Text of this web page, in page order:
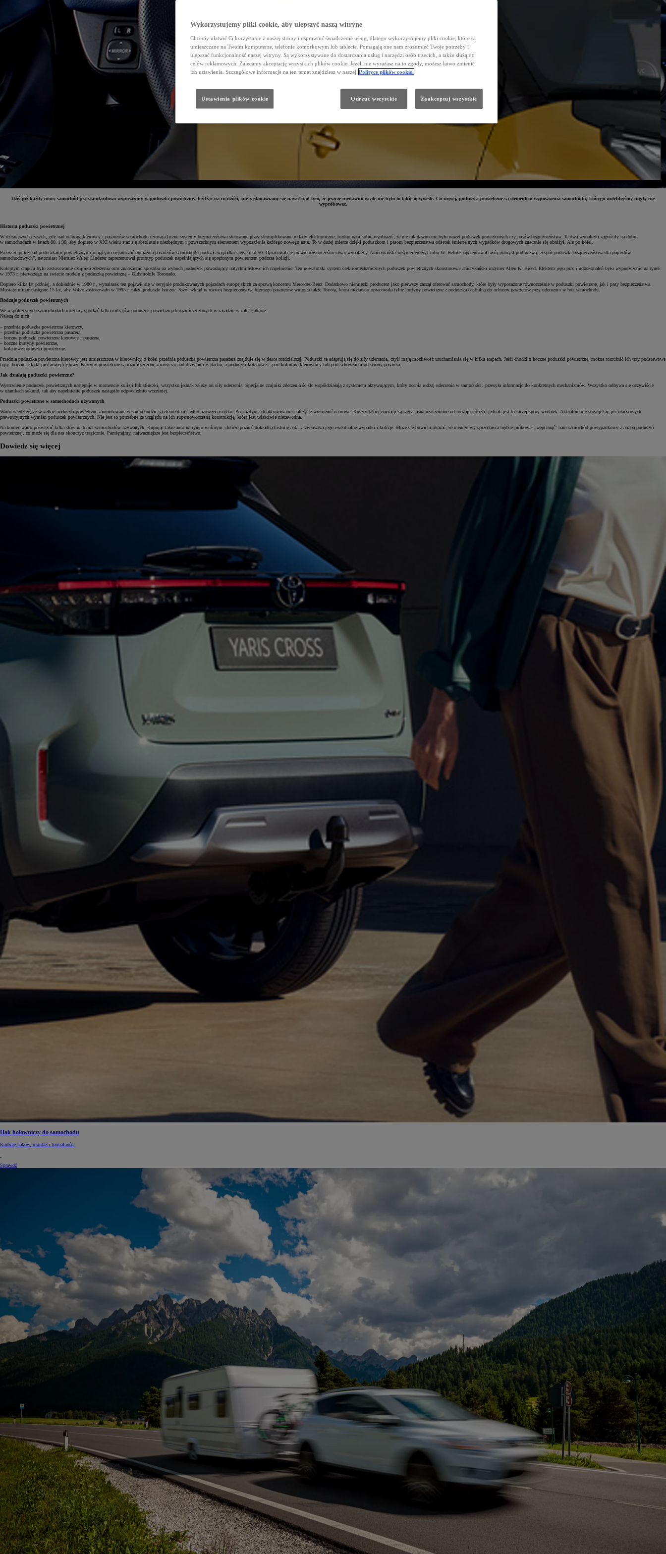
81 900 zł
Dziś już każdy nowy samochód jest standardowo wyposażony w poduszki powietrzne. Jeżdżąc na co dzień, nie zastanawiamy się nawet nad tym, że jeszcze niedawno wcale nie było to takie oczywiste. Co więcej, poduszki powietrzne są elementem wyposażenia samochodu, którego wolelibyśmy nigdy nie
wypróbować.
Historia poduszki powietrznej
W dzisiejszych czasach, gdy nad ochroną kierowcy i pasażerów samochodu czuwają liczne systemy bezpieczeństwa sterowane przez skomplikowane układy elektroniczne, trudno nam sobie wyobrazić, że nie tak dawno nie było nawet poduszek powietrznych czy pasów bezpieczeństwa. Te dwa wynalazki zagościły na dobre
w samochodach w latach 80. i 90, aby dopiero w XXI wieku stać się absolutnie niezbędnym i powszechnym elementem wyposażenia każdego nowego auta. To w dużej mierze dzięki poduszkom i pasom bezpieczeństwa odsetek śmiertelnych wypadków drogowych znacznie się obniżył. Ale po kolei.
Pierwsze prace nad poduszkami powietrznymi mającymi ograniczać obrażenia pasażerów samochodu podczas wypadku sięgają lat 50. Opracowali je prawie równocześnie dwaj wynalazcy. Amerykański inżynier-emeryt John W. Hetrick opatentował swój pomysł pod nazwą „zespół poduszki bezpieczeństwa dla pojazdów
samochodowych”, natomiast Niemiec Walter Linderer zaprezentował prototyp poduszek napełniających się sprężonym powietrzem podczas kolizji.
Kolejnym etapem było zastosowanie czujnika zderzenia oraz znalezienie sposobu na wybuch poduszek powodujący natychmiastowe ich napełnienie. Ten nowatorski system elektromechanicznych poduszek powietrznych skonstruował amerykański inżynier Allen K. Breed. Efektem jego prac i udoskonaleń było wypuszczenie na rynek
w 1973 r. pierwszego na świecie modelu z poduszką powietrzną – Oldsmobile Toronado.
Dopiero kilka lat później, a dokładnie w 1980 r., wynalazek ten pojawił się w seryjnie produkowanych pojazdach europejskich za sprawą koncernu Mercedes-Benz. Dodatkowo niemiecki producent jako pierwszy zaczął oferować samochody, które były wyposażone równocześnie w poduszki powietrzne, jak i pasy bezpieczeństwa.
Musiało minąć następne 15 lat, aby Volvo zastosowało w 1995 r. także poduszki boczne. Swój wkład w rozwój bezpieczeństwa biernego pasażerów wniosła także Toyota, która niedawno opracowała tylne kurtyny powietrzne z poduszką centralną do ochrony pasażerów przy uderzeniu w bok samochodu.
Rodzaje poduszek powietrznych
We współczesnych samochodach możemy spotkać kilka rodzajów poduszek powietrznych rozmieszczonych w zasadzie w całej kabinie.
Należą do nich:
– przednia poduszka powietrzna kierowcy,
– przednia poduszka powietrzna pasażera,
– boczne poduszki powietrzne kierowcy i pasażera,
– boczne kurtyny powietrzne,
– kolanowe poduszki powietrzne.
Przednia poduszka powietrzna kierowcy jest umieszczona w kierownicy, z kolei przednia poduszka powietrzna pasażera znajduje się w desce rozdzielczej. Poduszki te adaptują się do siły uderzenia, czyli mają możliwość uruchamiania się w kilku etapach. Jeśli chodzi o boczne poduszki powietrzne, można rozróżnić ich trzy podstawowe
typy: boczne, klatki piersiowej i głowy. Kurtyny powietrzne są rozmieszczone zazwyczaj nad drzwiami w dachu, a poduszki kolanowe – pod kolumną kierownicy lub pod schowkiem od strony pasażera.
Jak działają poduszki powietrzne?
Wystrzelenie poduszek powietrznych następuje w momencie kolizji lub stłuczki, wszystko jednak zależy od siły uderzenia. Specjalne czujniki zderzenia ściśle współdziałają z systemem aktywującym, który ocenia rodzaj uderzenia w samochód i przesyła informacje do konkretnych mechanizmów. Wszystko odbywa się oczywiście
w ułamkach sekund, tak aby napełnienie poduszek nastąpiło odpowiednio wcześniej.
Poduszki powietrzne w samochodach używanych
Warto wiedzieć, że wszelkie poduszki powietrzne zamontowane w samochodzie są elementami jednorazowego użytku. Po każdym ich aktywowaniu należy je wymienić na nowe. Koszty takiej operacji są rzecz jasna uzależnione od rodzaju kolizji, jednak jest to raczej spory wydatek. Aktualnie nie stosuje się już okresowych,
prewencyjnych wymian poduszek powietrznych. Nie jest to potrzebne ze względu na ich supernowoczesną konstrukcję, która jest właściwie niezawodna.
Na koniec warto poświęcić kilka słów na temat samochodów używanych. Kupując takie auto na rynku wtórnym, dobrze poznać dokładną historię auta, a zwłaszcza jego ewentualne wypadki i kolizje. Może się bowiem okazać, że nieuczciwy sprzedawca będzie próbował „wepchnąć” nam samochód powypadkowy z atrapą poduszki
powietrznej, co może się dla nas skończyć tragicznie. Pamiętajmy, najważniejsze jest bezpieczeństwo.
Dowiedz się więcej
Hak holowniczy do samochodu
Rodzaje haków, montaż i formalności
Sprawdź
Wykorzystujemy pliki cookie, aby ulepszyć naszą witrynę
Chcemy ułatwić Ci korzystanie z naszej strony i usprawnić świadczenie usług, dlatego wykorzystujemy pliki cookie, które są
umieszczane na Twoim komputerze, telefonie komórkowym lub tablecie. Pomagają one nam zrozumieć Twoje potrzeby i
ulepszać funkcjonalność naszej witryny. Są wykorzystywane do dostarczania usług i narzędzi osób trzecich, a także służą do
celów reklamowych. Zalecamy akceptację wszystkich plików cookie. Jeżeli nie wyrażasz na to zgody, możesz łatwo zmienić
ich ustawienia. Szczegółowe informacje na ten temat znajdziesz w naszej Polityce plików cookie.
Ustawienia plików cookie Odrzuć wszystkie Zaakceptuj wszystkie